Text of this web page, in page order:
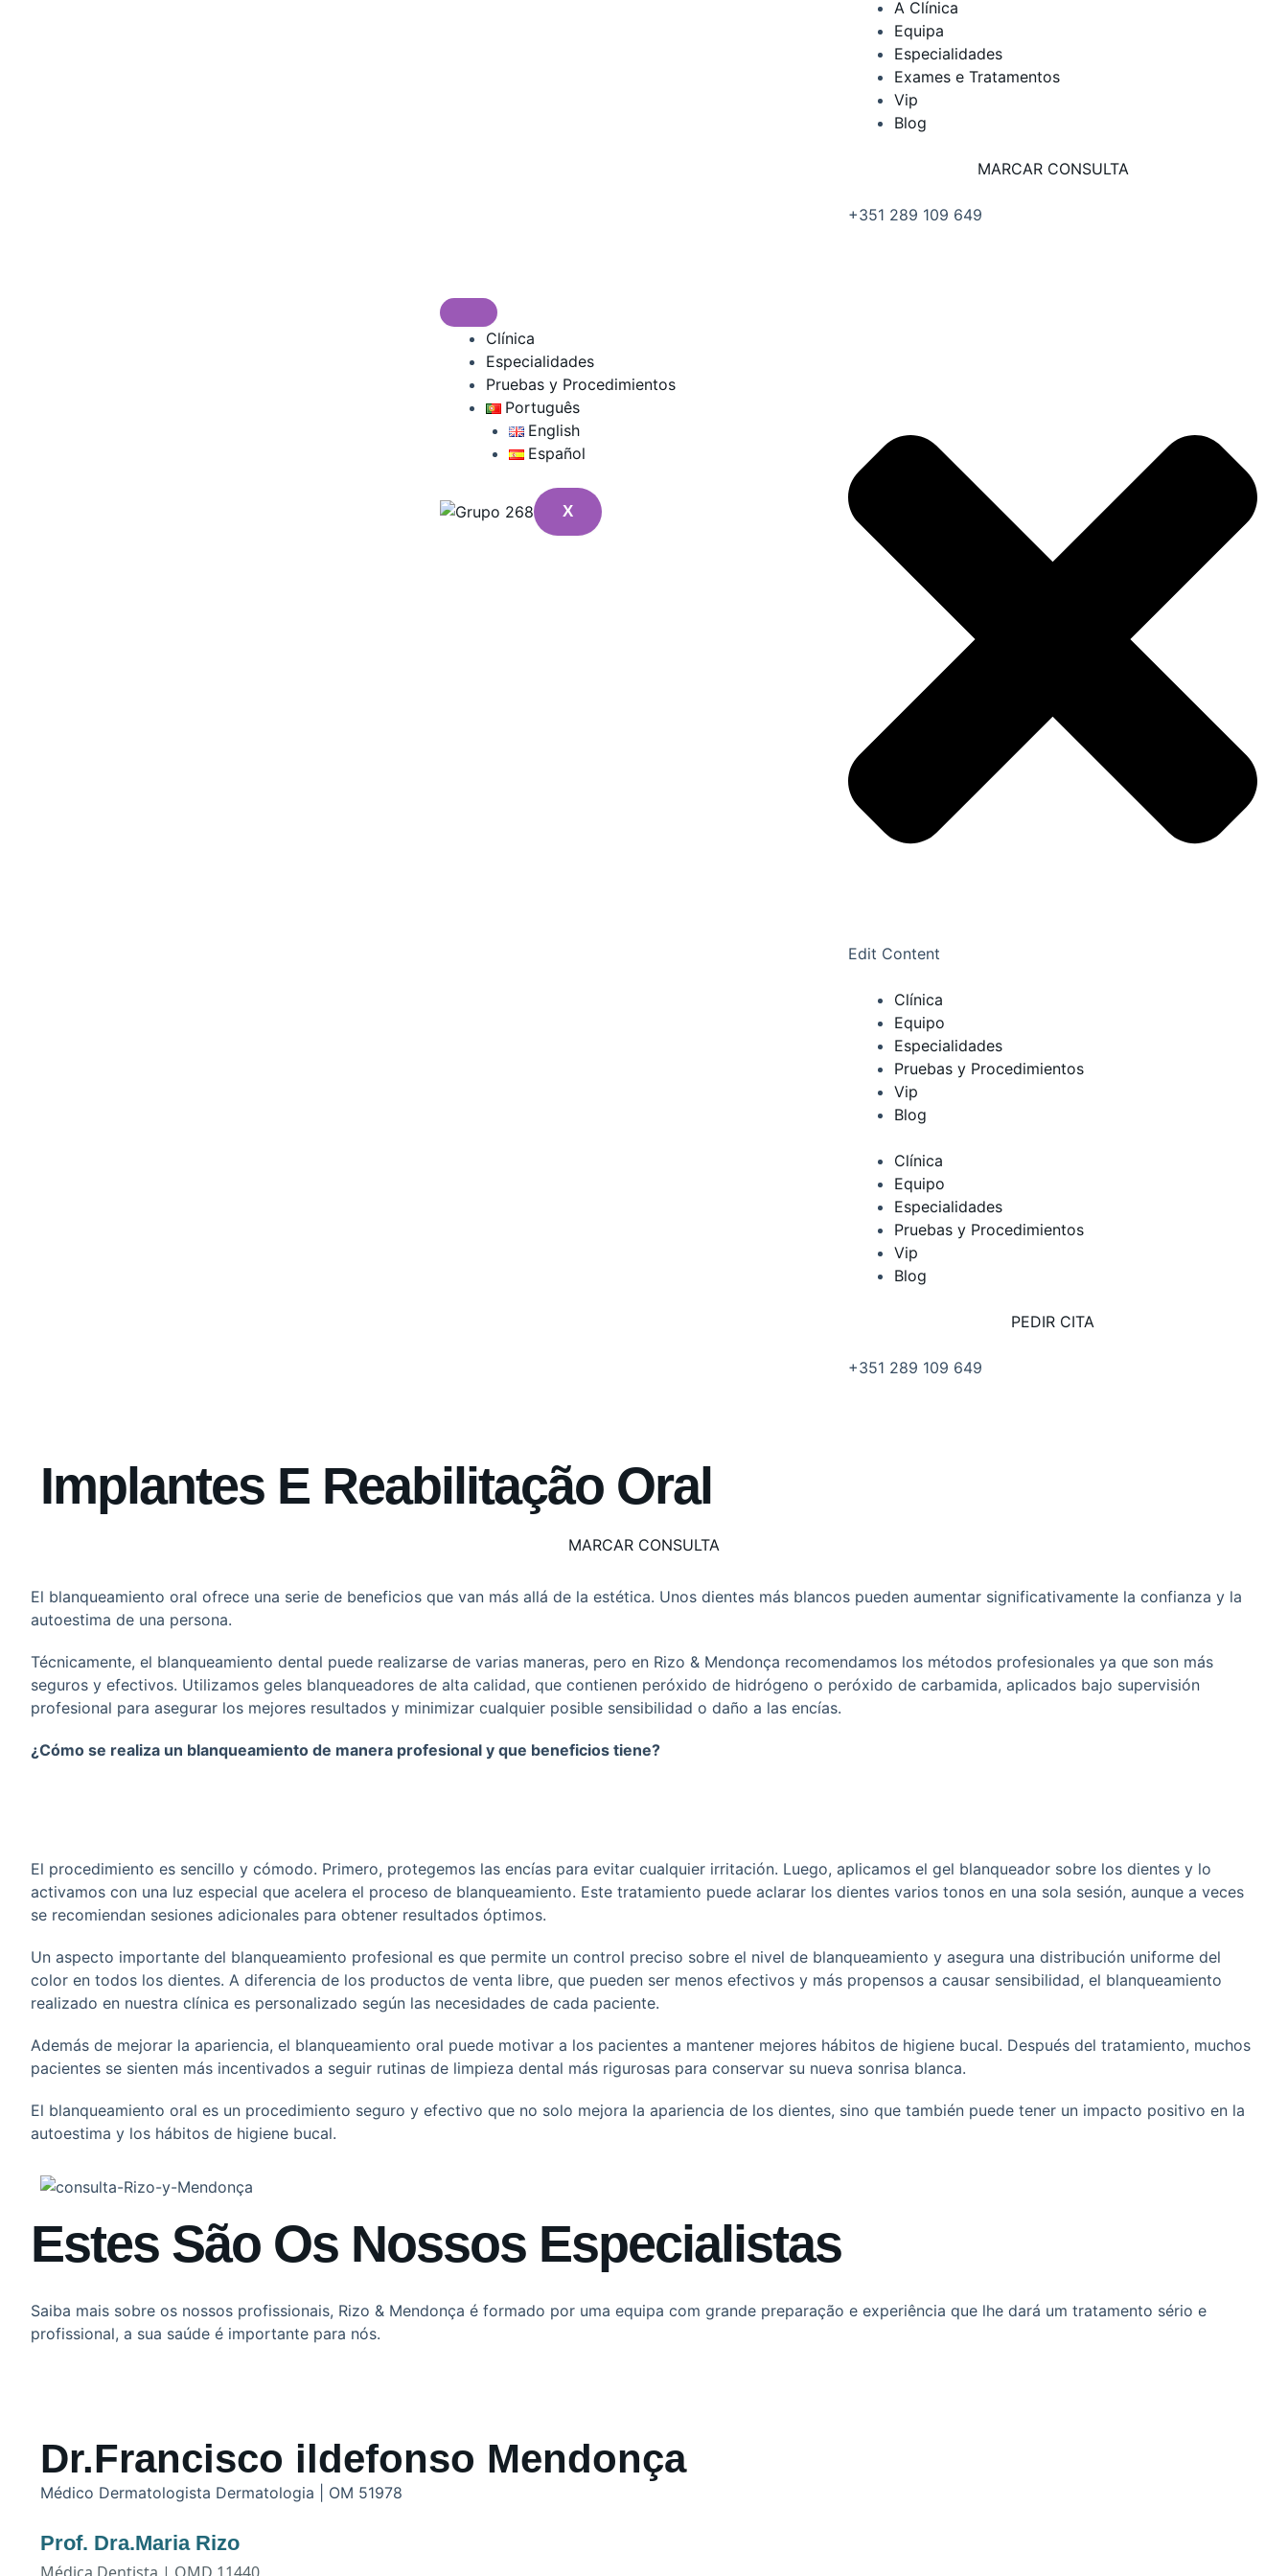
A Clínica
Equipa
Especialidades
Exames e Tratamentos
Vip
Blog
MARCAR CONSULTA
+351 289 109 649
Clínica
Especialidades
Pruebas y Procedimientos
Português
English
Español
X
Edit Content
Clínica
Equipo
Especialidades
Pruebas y Procedimientos
Vip
Blog
Clínica
Equipo
Especialidades
Pruebas y Procedimientos
Vip
Blog
PEDIR CITA
+351 289 109 649
Implantes E Reabilitação Oral
MARCAR CONSULTA
El blanqueamiento oral ofrece una serie de beneficios que van más allá de la estética. Unos dientes más blancos pueden aumentar significativamente la confianza y la
autoestima de una persona.
Técnicamente, el blanqueamiento dental puede realizarse de varias maneras, pero en Rizo & Mendonça recomendamos los métodos profesionales ya que son más
seguros y efectivos. Utilizamos geles blanqueadores de alta calidad, que contienen peróxido de hidrógeno o peróxido de carbamida, aplicados bajo supervisión
profesional para asegurar los mejores resultados y minimizar cualquier posible sensibilidad o daño a las encías.
¿Cómo se realiza un blanqueamiento de manera profesional y que beneficios tiene?
El procedimiento es sencillo y cómodo. Primero, protegemos las encías para evitar cualquier irritación. Luego, aplicamos el gel blanqueador sobre los dientes y lo
activamos con una luz especial que acelera el proceso de blanqueamiento. Este tratamiento puede aclarar los dientes varios tonos en una sola sesión, aunque a veces
se recomiendan sesiones adicionales para obtener resultados óptimos.
Un aspecto importante del blanqueamiento profesional es que permite un control preciso sobre el nivel de blanqueamiento y asegura una distribución uniforme del
color en todos los dientes. A diferencia de los productos de venta libre, que pueden ser menos efectivos y más propensos a causar sensibilidad, el blanqueamiento
realizado en nuestra clínica es personalizado según las necesidades de cada paciente.
Además de mejorar la apariencia, el blanqueamiento oral puede motivar a los pacientes a mantener mejores hábitos de higiene bucal. Después del tratamiento, muchos
pacientes se sienten más incentivados a seguir rutinas de limpieza dental más rigurosas para conservar su nueva sonrisa blanca.
El blanqueamiento oral es un procedimiento seguro y efectivo que no solo mejora la apariencia de los dientes, sino que también puede tener un impacto positivo en la
autoestima y los hábitos de higiene bucal.
Estes São Os Nossos Especialistas
Saiba mais sobre os nossos profissionais, Rizo & Mendonça é formado por uma equipa com grande preparação e experiência que lhe dará um tratamento sério e
profissional, a sua saúde é importante para nós.
Dr.Francisco ildefonso Mendonça
Médico Dermatologista Dermatologia | OM 51978
Prof. Dra.Maria Rizo